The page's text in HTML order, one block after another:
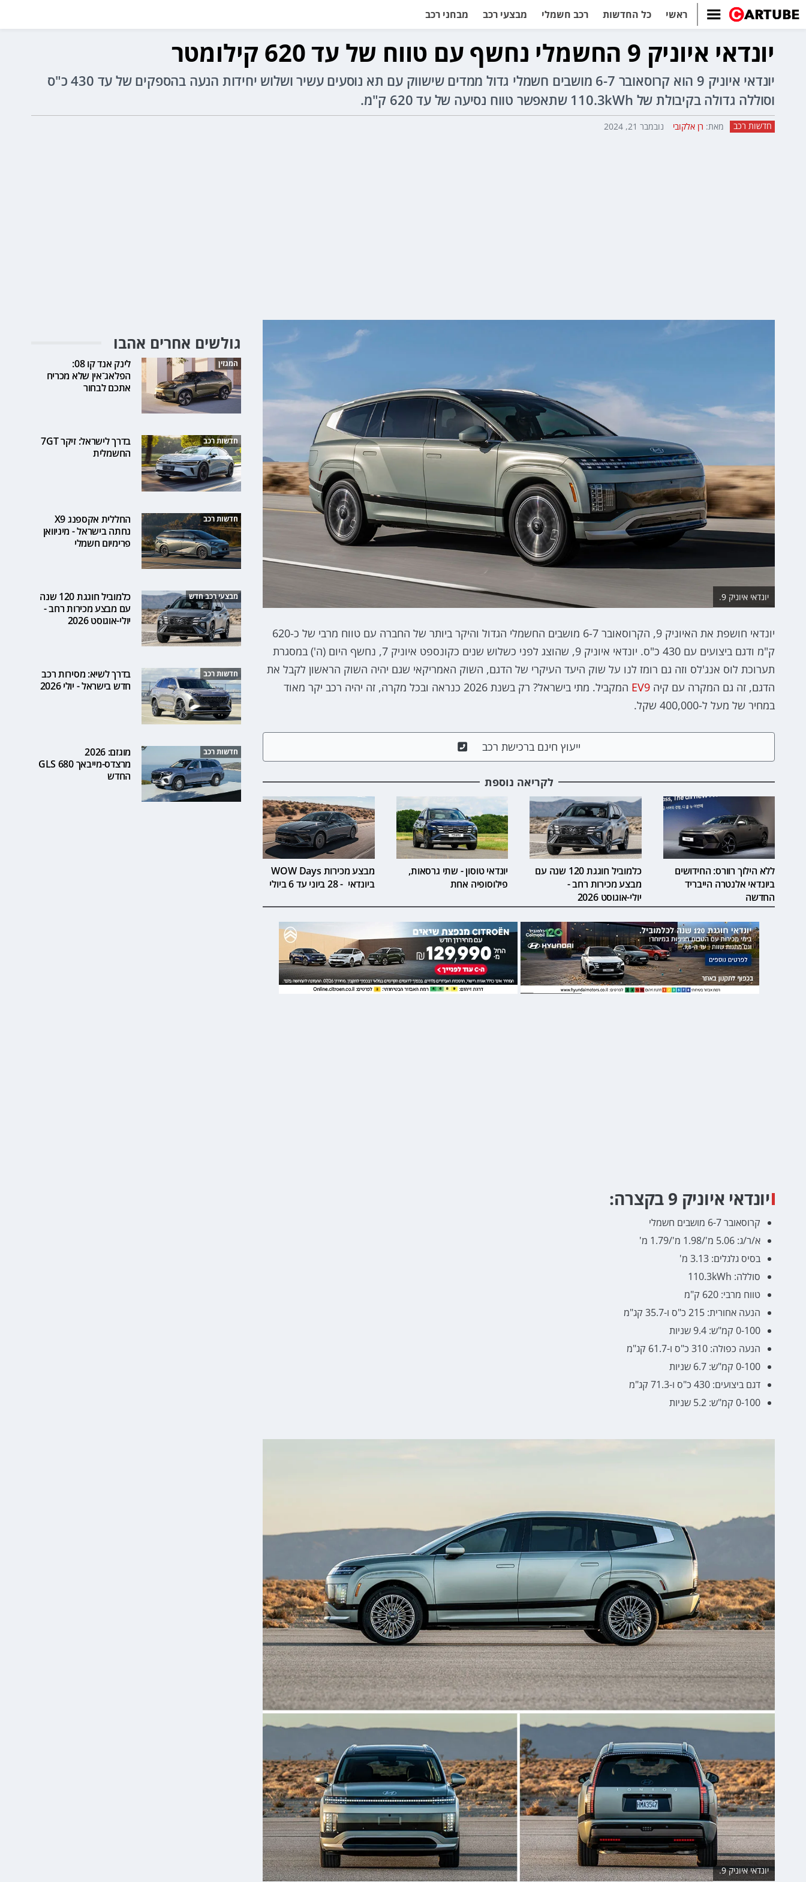
ראשי כל החדשות רכב חשמלי מבצעי רכב מבחני רכב
יונדאי איוניק 9 החשמלי נחשף עם טווח של עד 620 קילומטר
יונדאי איוניק 9 הוא קרוסאובר 6-7 מושבים חשמלי גדול ממדים שישווק עם תא נוסעים עשיר ושלוש יחידות הנעה בהספקים של עד 430 כ"ס
וסוללה גדולה בקיבולת של 110.3kWh שתאפשר טווח נסיעה של עד 620 ק"מ.
חדשות רכב מאת: רן אלקובי נובמבר 21, 2024
יונדאי איוניק 9.
יונדאי חושפת את האיוניק 9, הקרוסאובר 6-7 מושבים החשמלי הגדול והיקר ביותר של החברה עם טווח מרבי של כ-620
ק"מ ודגם ביצועים עם 430 כ"ס. יונדאי איוניק 9, שהוצג לפני כשלוש שנים כקונספט איוניק 7, נחשף היום (ה') במסגרת
תערוכת לוס אנג'לס וזה גם רומז לנו על שוק היעד העיקרי של הדגם, השוק האמריקאי שגם יהיה השוק הראשון לקבל את
הדגם, זה גם המקרה עם קיה EV9
המקביל. מתי בישראל? רק בשנת 2026 כנראה ובכל מקרה, זה יהיה רכב יקר מאוד
במחיר של מעל ל-400,000 שקל.
ייעוץ חינם ברכישת רכב
לקריאה נוספת
ללא הילוך רוורס: החידושים
ביונדאי אלנטרה הייבריד
החדשה
כלמוביל חוגגת 120 שנה עם
מבצע מכירות רחב -
יולי-אוגוסט 2026
יונדאי טוסון - שתי גרסאות,
פילוסופיה אחת
מבצע מכירות WOW Days
ביונדאי - 28 ביוני עד 6 ביולי
יונדאי איוניק 9 בקצרה:
קרוסאובר 6-7 מושבים חשמלי
א/ר/ג: 5.06 מ'/1.98 מ'/1.79 מ'
בסיס גלגלים: 3.13 מ'
סוללה: 110.3kWh
טווח מרבי: 620 ק"מ
הנעה אחורית: 215 כ"ס ו-35.7 קג"מ
0-100 קמ"ש: 9.4 שניות
הנעה כפולה: 310 כ"ס ו-61.7 קג"מ
0-100 קמ"ש: 6.7 שניות
דגם ביצועים: 430 כ"ס ו-71.3 קג"מ
0-100 קמ"ש: 5.2 שניות
יונדאי איוניק 9.
גולשים אחרים אהבו
המגזין
לינק אנד קו 08:
הפלאג־אין שלא מכריח
אתכם לבחור
חדשות רכב
בדרך לישראל: זיקר 7GT
החשמלית
חדשות רכב
החללית אקספנג X9
נחתה בישראל - מיניוואן
פרימיום חשמלי
מבצעי רכב חדש
כלמוביל חוגגת 120 שנה
עם מבצע מכירות רחב -
יולי-אוגוסט 2026
חדשות רכב
בדרך לשיא: מסירות רכב
חדש בישראל - יולי 2026
חדשות רכב
מוגזם: 2026
מרצדס-מייבאך GLS 680
החדש